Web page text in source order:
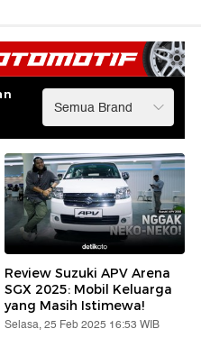
Review Suzuki APV Arena
SGX 2025: Mobil Keluarga
yang Masih Istimewa!
Selasa, 25 Feb 2025 16:53 WIB